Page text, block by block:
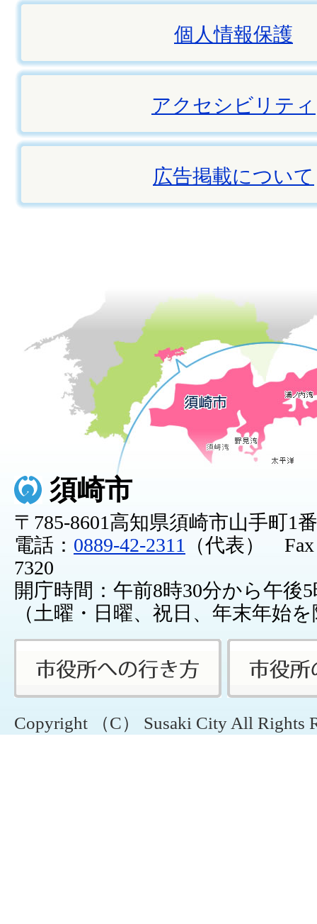
個人情報保護
アクセシビリティ
広告掲載について
須崎市
〒785-8601高知県須崎市山手町1
電話： 0889-42-2311
（代表） Fax
7320
開庁時間：午前8時30分から午後
（土曜・日曜、祝日、年末年始
Copyright （C） Susaki City All Rights